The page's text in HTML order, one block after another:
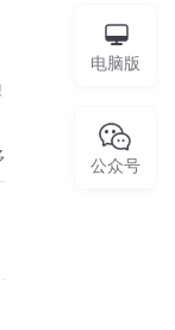
电脑版
公众号